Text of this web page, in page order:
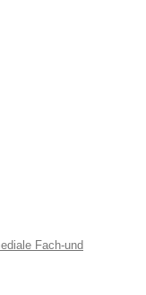
Fach-und